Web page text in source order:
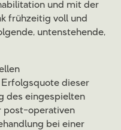
und mit der
frühzeitig voll und
untenstehende,
dieser
des eingespielten
post-operativen
bei einer